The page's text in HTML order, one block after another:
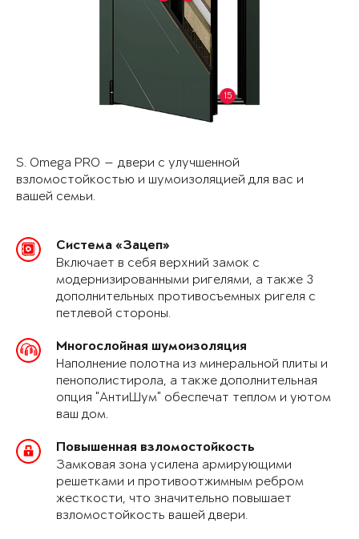
15
S. Omega PRO — двери с улучшенной
взломостойкостью и шумоизоляцией для вас и
вашей семьи.
Система «Зацеп»
Включает в себя верхний замок с
модернизированными ригелями, а также 3
дополнительных противосъемных ригеля с
петлевой стороны.
Многослойная шумоизоляция
Наполнение полотна из минеральной плиты и
пенополистирола, а также дополнительная
опция "АнтиШум" обеспечат теплом и уютом
ваш дом.
Повышенная взломостойкость
Замковая зона усилена армирующими
решетками и противоотжимным ребром
жесткости, что значительно повышает
взломостойкость вашей двери.